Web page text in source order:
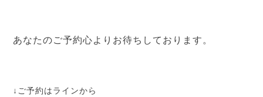
あなたのご予約心よりお待ちしております。
↓ご予約はラインから